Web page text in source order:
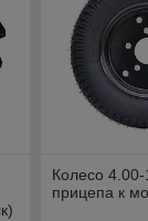
Колесо
прицепа к